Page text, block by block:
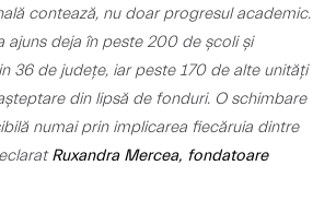
contează, nu doar progresul academic.
ajuns deja în peste 200 de școli și
36 de județe, iar peste 170 de alte unități
din lipsă de fonduri. O schimbare
numai prin implicarea fiecăruia dintre
Ruxandra Mercea, fondatoare